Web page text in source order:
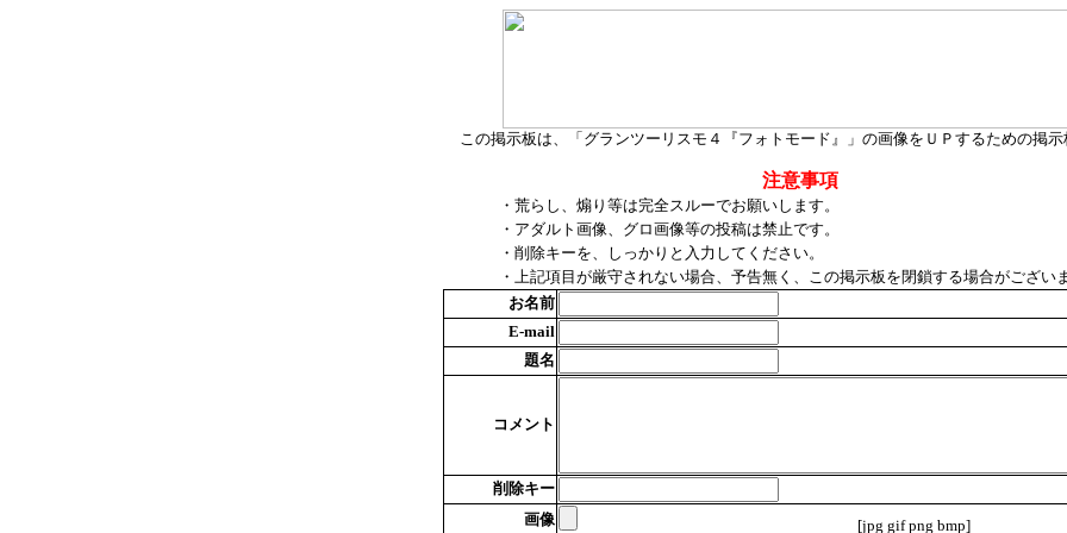
この掲示板は、「グランツーリスモ４『フォトモード』」の画像をＵＰするための掲
注意事項
・荒らし、煽り等は完全スルーでお願いします。
・アダルト画像、グロ画像等の投稿は禁止です。
・削除キーを、しっかりと入力してください。
・上記項目が厳守されない場合、予告無く、この掲示板を閉鎖する場合がございま
お名前
E-mail
題名
コメント
削除キー
画像
[jpg gif png bmp]